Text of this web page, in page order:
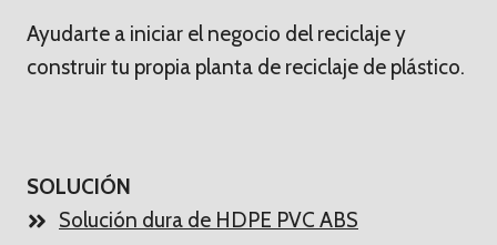
Ayudarte a iniciar el negocio del reciclaje y
construir tu propia planta de reciclaje de plástico.
SOLUCIÓN
Solución dura de HDPE PVC ABS